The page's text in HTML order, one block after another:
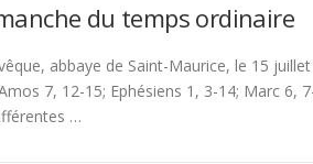
du temps ordinaire
abbaye de Saint-Maurice, le 15 juillet
7, 12-15; Ephésiens 1, 3-14; Marc 6,
…